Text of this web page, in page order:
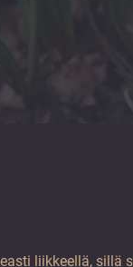
liikkeellä, sillä